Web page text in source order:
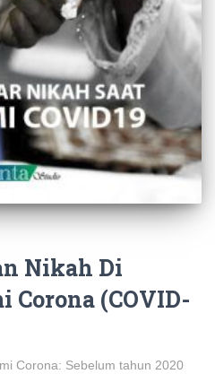
Nikah Di
Corona (COVID-
Corona: Sebelum tahun 2020